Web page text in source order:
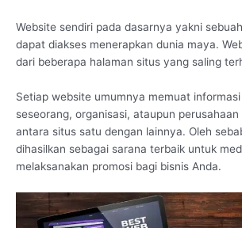
Website sendiri pada dasarnya yakni
dapat diakses menerapkan dunia maya.
dari beberapa halaman situs yang saling
Setiap website umumnya memuat
seseorang, organisasi, ataupun
antara situs satu dengan lainnya. Oleh
dihasilkan sebagai sarana terbaik untuk
melaksanakan promosi bagi bisnis Anda.